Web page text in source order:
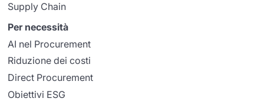
Supply Chain
Per necessità
AI nel Procurement
Riduzione dei costi
Direct Procurement
Obiettivi ESG